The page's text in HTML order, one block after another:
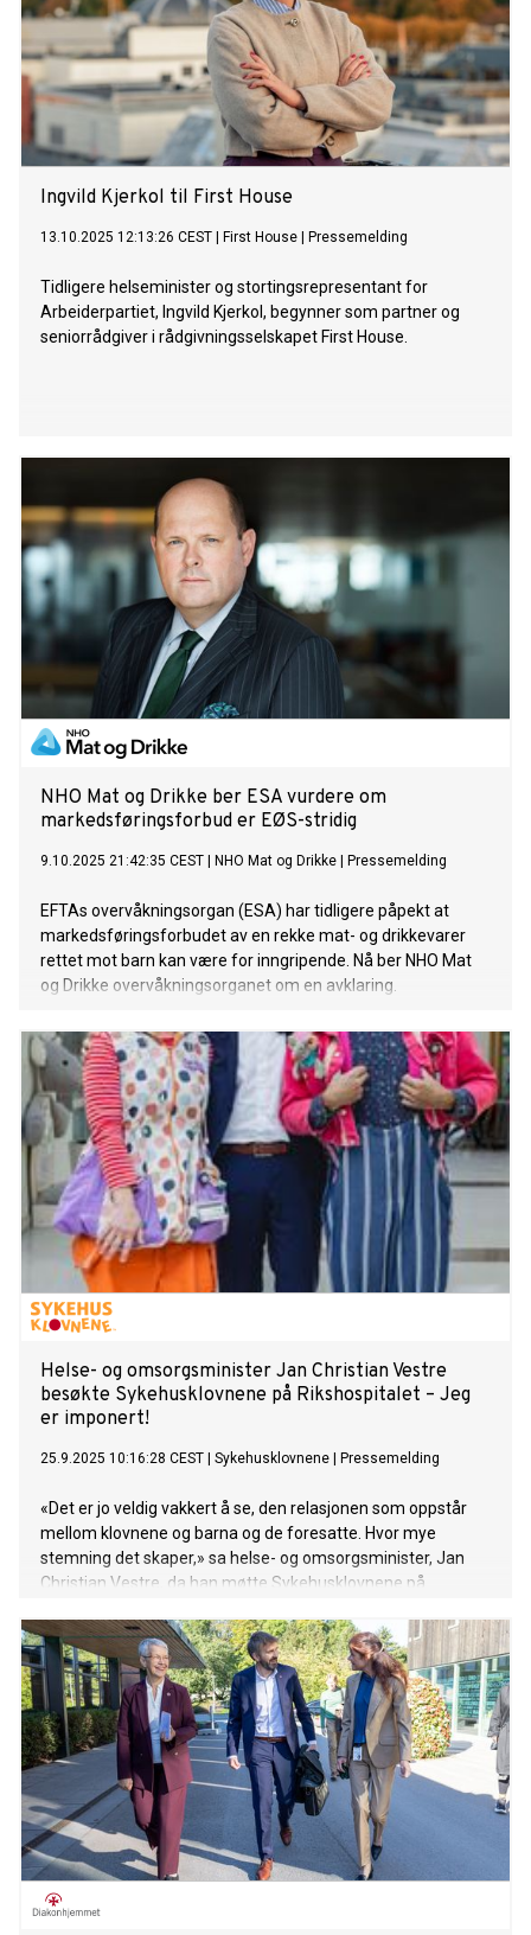
Ingvild Kjerkol til First House
13.10.2025 12:13:26 CEST First House Pressemelding
Tidligere helseminister og stortingsrepresentant for
Arbeiderpartiet, Ingvild Kjerkol, begynner som partner og
seniorrådgiver i rådgivningsselskapet First House.
NHO Mat og Drikke ber ESA vurdere om
markedsføringsforbud er EØS-stridig
9.10.2025 21:42:35 CEST NHO Mat og Drikke Pressemelding
EFTAs overvåkningsorgan (ESA) har tidligere påpekt at
markedsføringsforbudet av en rekke mat- og drikkevarer
rettet mot barn kan være for inngripende. Nå ber NHO Mat
og Drikke overvåkningsorganet om en avklaring.
Helse- og omsorgsminister Jan Christian Vestre
besøkte Sykehusklovnene på Rikshospitalet – Jeg
er imponert!
25.9.2025 10:16:28 CEST Sykehusklovnene Pressemelding
«Det er jo veldig vakkert å se, den relasjonen som oppstår
mellom klovnene og barna og de foresatte. Hvor mye
stemning det skaper,» sa helse- og omsorgsminister, Jan
Christian Vestre, da han møtte Sykehusklovnene på